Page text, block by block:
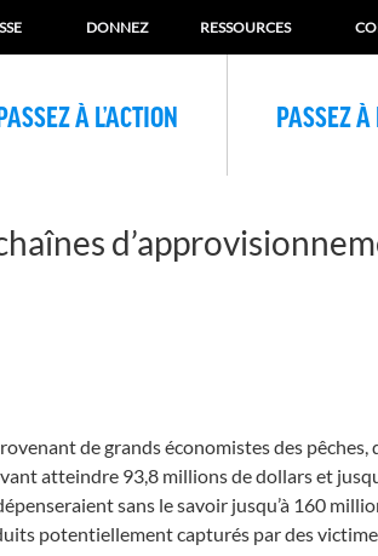
DONNEZ RESSOURCES
À L’ACTION PASSEZ À
de grands économistes des pêches,
atteindre 93,8 millions de dollars et
sans le savoir jusqu’à 160
potentiellement capturés par des